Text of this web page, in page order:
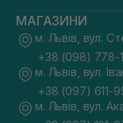
МАГАЗИНИ
м. Львів, вул.
+38 (098) 778-
м. Львів, вул.
+38 (097) 611-
м. Львів, вул.